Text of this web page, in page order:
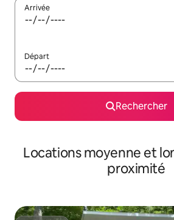
Arrivée
Départ
Rechercher
Locations moyenne et
proximité